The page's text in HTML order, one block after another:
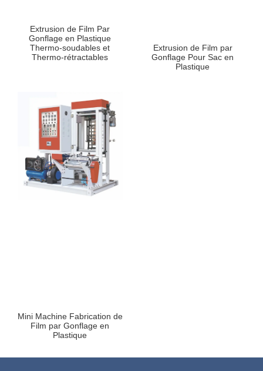
Extrusion de Film Par
Gonflage en Plastique
Thermo-soudables et
Thermo-rétractables
Extrusion de Film par
Gonflage Pour Sac en
Plastique
Mini Machine Fabrication de
Film par Gonflage en
Plastique